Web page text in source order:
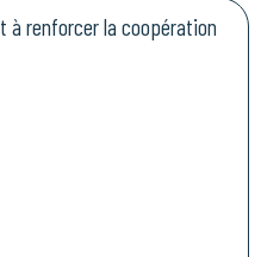
de vie et de travail des
à renforcer la coopération